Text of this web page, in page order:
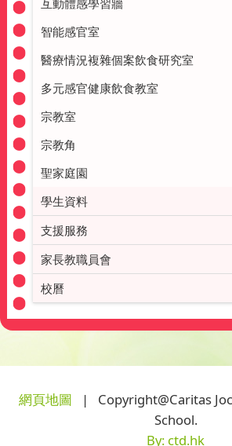
智能感官室
醫療情況複雜個案飲食研究室
多元感官健康飲食教室
宗教室
宗教角
聖家庭園
學生資料
支援服務
家長教職員會
校曆
網頁地圖 | Copyright@Caritas
School.
By: ctd.hk